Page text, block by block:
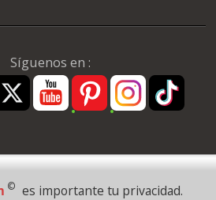
Síguenos en :
© es importante tu privacidad.